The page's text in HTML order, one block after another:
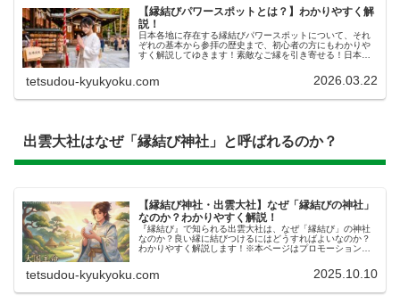
【縁結びパワースポットとは？】わかりやすく解
説！
日本各地に存在する縁結びパワースポットについて、それ
ぞれの基本から参拝の歴史まで、初心者の方にもわかりや
すく解説してゆきます！素敵なご縁を引き寄せる！日本各
tetsudou-kyukyoku.com 2026.03.22
出雲大社はなぜ「縁結び神社」と呼ばれるのか？
【縁結び神社・出雲大社】なぜ「縁結びの神社」
なのか？わかりやすく解説！
『縁結び』で知られる出雲大社は、なぜ「縁結び」の神社
なのか？良い縁に結びつけるにはどうすればよいなのか？
わかりやすく解説します！※本ページはプロモーション
tetsudou-kyukyoku.com 2025.10.10